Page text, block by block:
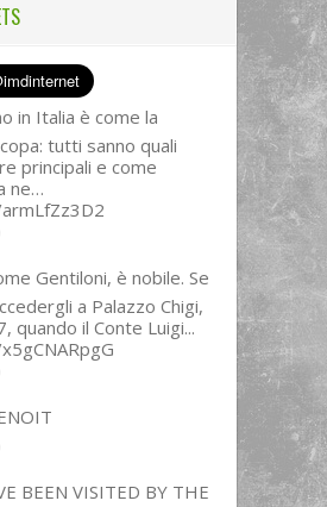
in Italia è come la
tutti sanno quali
principali e come
ne…
Gentiloni, è nobile. Se
a Palazzo Chigi,
quando il Conte Luigi...
BEEN VISITED BY THE